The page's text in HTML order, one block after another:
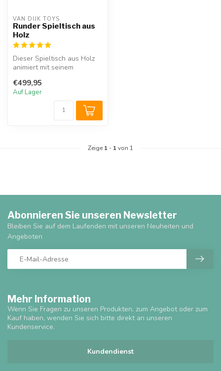
VAN DIJK TOYS
Runder Spieltisch aus
Holz
Dieser Spieltisch aus Holz
animiert mit seinem
gemeinsamen...
€499,95
Auf Lager
Zeige 1 - 1von 1
Mehr Information
Wenn Sie Fragen zu unseren Produkten, zum Angebot oder zum
Kauf haben, wenden Sie sich bitte direkt an unseren
Kundenservice.
Kundendienst
Abonnieren Sie unseren Newsletter
Bleiben Sie auf dem Laufenden mit unseren Neuheiten und
Angeboten